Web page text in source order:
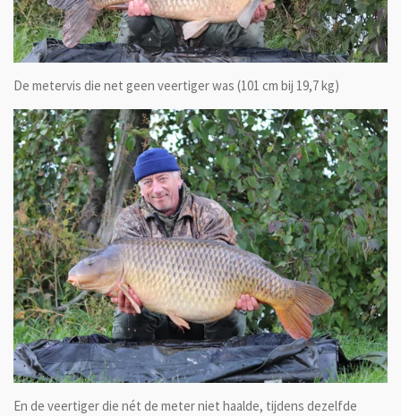
De metervis die net geen veertiger was (101 cm bij 19,7 kg)
En de veertiger die nét de meter niet haalde, tijdens dezelfde